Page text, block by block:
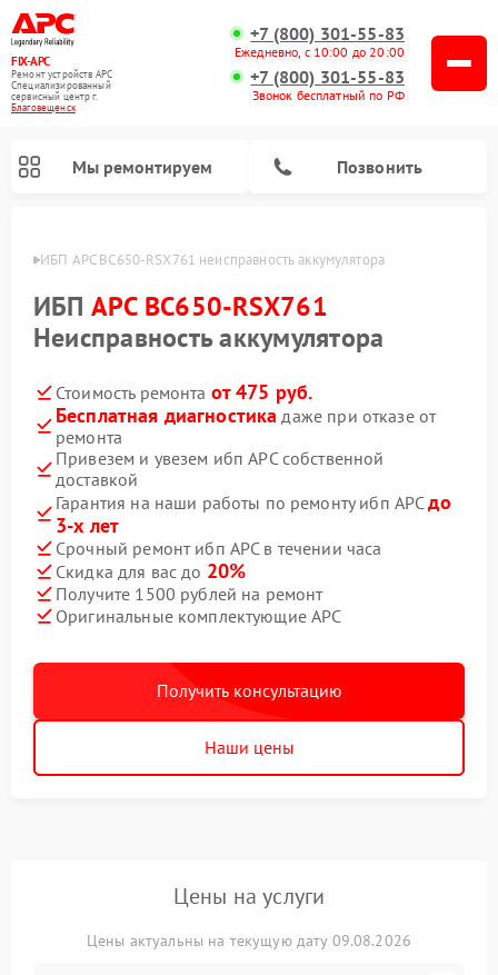
FIX-APC
Ремонт устройств APC
Специализированный
cервисный центр г.
Благовещенск
+7 (800) 301-55-83
Ежедневно, с 10:00 до 20:00
+7 (800) 301-55-83
Звонок бесплатный по РФ
Мы ремонтируем Позвонить
ИБП APC BC650-RSX761 неисправность аккумулятора
ИБП APC BC650-RSX761
Неисправность аккумулятора
Стоимость ремонта от 475 руб.
Бесплатная диагностика даже при отказе от
ремонта
Привезем и увезем ибп APC собственной
доставкой
Гарантия на наши работы по ремонту ибп APCдо
3-х лет
Срочный ремонт ибп APC в течении часа
Скидка для вас до 20%
Получите 1500 рублей на ремонт
Оригинальные комплектующие APC
Получить консультацию
Наши цены
Цены на услуги
Цены актуальны на текущую дату 09.08.2026